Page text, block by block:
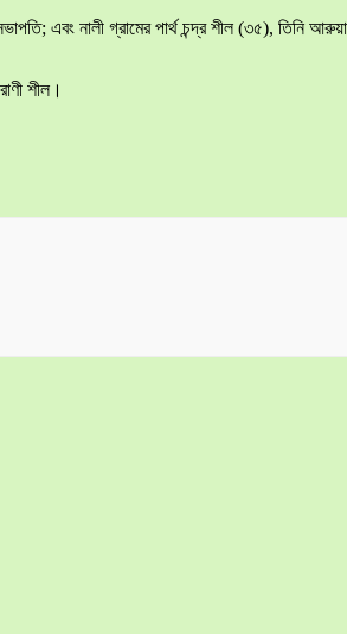
এবং নালী গ্রামের পার্থ চন্দ্র শীল (৩৫), তিনি আরুয়া
শীল।